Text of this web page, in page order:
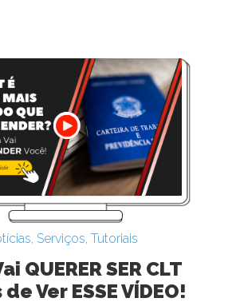
, Serviços, Tutoriais
QUERER SER CLT
Ver ESSE VÍDEO!